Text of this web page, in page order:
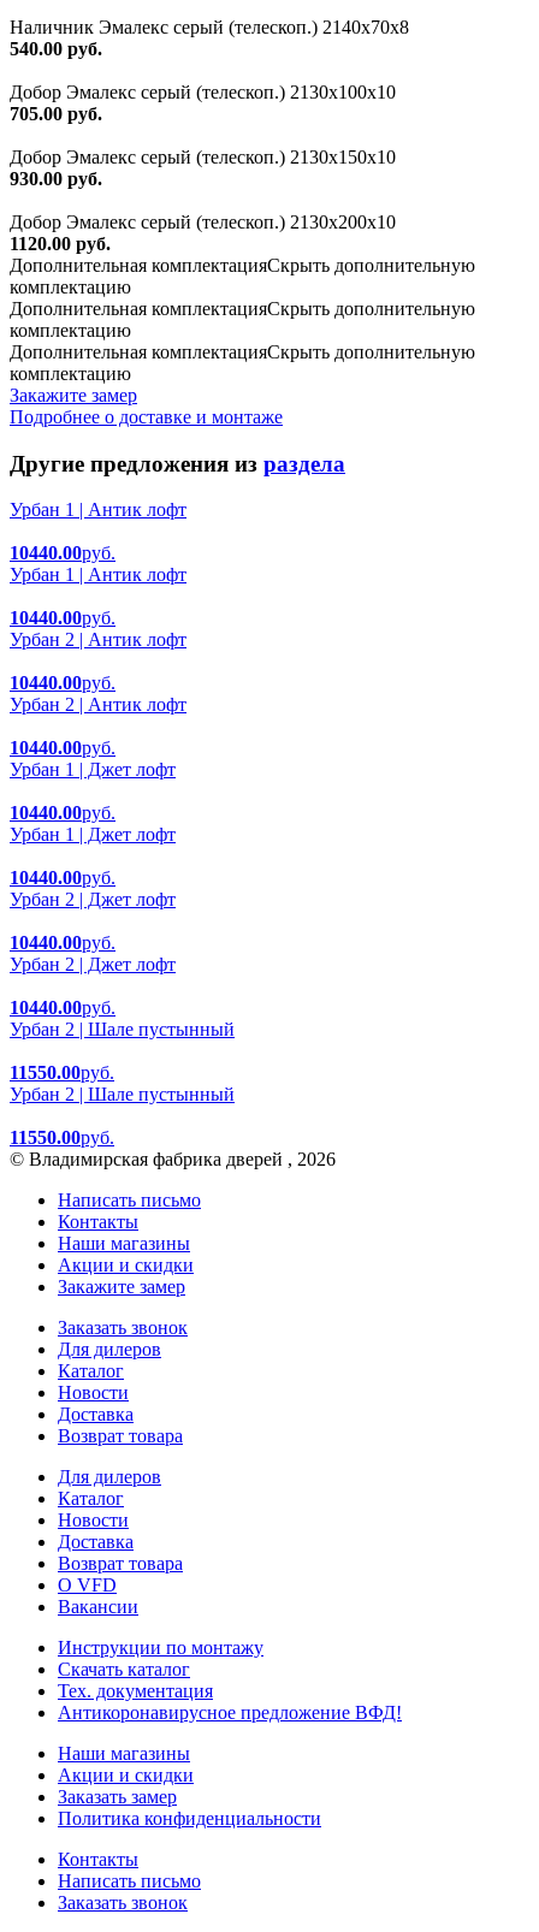
Наличник Эмалекс серый (телескоп.) 2140x70x8
540.00 руб.
Добор Эмалекс серый (телескоп.) 2130х100х10
705.00 руб.
Добор Эмалекс серый (телескоп.) 2130х150х10
930.00 руб.
Добор Эмалекс серый (телескоп.) 2130х200х10
1120.00 руб.
Дополнительная комплектацияСкрыть дополнительную
комплектацию
Дополнительная комплектацияСкрыть дополнительную
комплектацию
Дополнительная комплектацияСкрыть дополнительную
комплектацию
Закажите замер
Подробнее о доставке и монтаже
Другие предложения из раздела
Урбан 1 | Антик лофт
10440.00руб.
Урбан 1 | Антик лофт
10440.00руб.
Урбан 2 | Антик лофт
10440.00руб.
Урбан 2 | Антик лофт
10440.00руб.
Урбан 1 | Джет лофт
10440.00руб.
Урбан 1 | Джет лофт
10440.00руб.
Урбан 2 | Джет лофт
10440.00руб.
Урбан 2 | Джет лофт
10440.00руб.
Урбан 2 | Шале пустынный
11550.00руб.
Урбан 2 | Шале пустынный
11550.00руб.
© Владимирская фабрика дверей , 2026
Написать письмо
Контакты
Наши магазины
Акции и скидки
Закажите замер
Заказать звонок
Для дилеров
Каталог
Новости
Доставка
Возврат товара
Для дилеров
Каталог
Новости
Доставка
Возврат товара
О VFD
Вакансии
Инструкции по монтажу
Скачать каталог
Тех. документация
Антикоронавирусное предложение ВФД!
Наши магазины
Акции и скидки
Заказать замер
Политика конфиденциальности
Контакты
Написать письмо
Заказать звонок